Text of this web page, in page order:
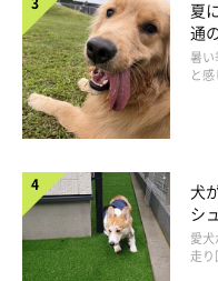
夏
通
は
暑
と
犬
シ
愛
走